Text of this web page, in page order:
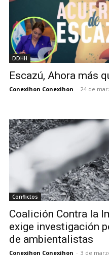
DDHH
Escazú, Ahora más
Conexihon Conexihon - 24 de
Conflictos
Coalición Contra la
exige investigación
de ambientalistas
Conexihon Conexihon - 3 de